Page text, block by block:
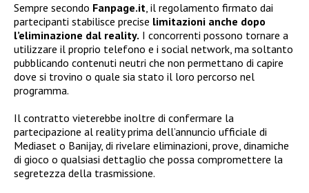
Sempre secondo Fanpage.it, il regolamento firmato dai
partecipanti stabilisce precise limitazioni anche dopo
l’eliminazione dal reality. I concorrenti possono tornare a
utilizzare il proprio telefono e i social network, ma soltanto
pubblicando contenuti neutri che non permettano di capire
dove si trovino o quale sia stato il loro percorso nel
programma.
Il contratto vieterebbe inoltre di confermare la
partecipazione al reality prima dell’annuncio ufficiale di
Mediaset o Banijay, di rivelare eliminazioni, prove, dinamiche
di gioco o qualsiasi dettaglio che possa compromettere la
segretezza della trasmissione.